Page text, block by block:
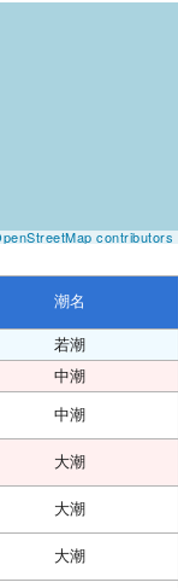
contributors
潮名
若潮
中潮
中潮
大潮
大潮
大潮